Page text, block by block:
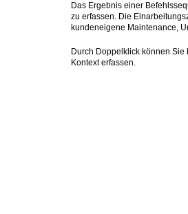
Das Ergebnis einer
zu erfassen. Die
kundeneigene Maintenance,
Durch Doppelklick können
Kontext erfassen.